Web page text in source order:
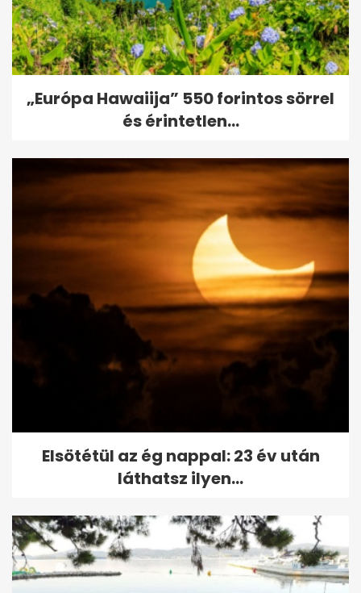
„Európa Hawaiija” 550 forintos sörrel
és érintetlen...
Elsötétül az ég nappal: 23 év után
láthatsz ilyen...